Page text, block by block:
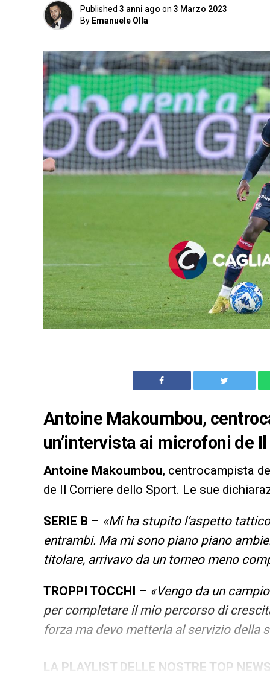
Published 3 anni ago on 3 Marzo 2023
By Emanuele Olla
Antoine Makoumbou,
un’intervista ai microfoni de
Antoine Makoumbou, centrocampista
de Il Corriere dello Sport. Le sue
SERIE B – «Mi ha stupito l’aspetto
entrambi. Ma mi sono piano piano
titolare, arrivavo da un torneo meno
TROPPI TOCCHI – «Vengo da un
per completare il mio percorso di
forza ma devo metterla al servizio della
LA PLAYLIST DELLE NOSTRE TOP